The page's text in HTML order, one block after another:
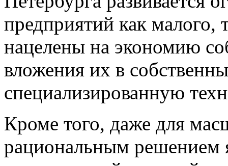
предприятий как малого,
нацелены на экономию
вложения их в
специализированную
Кроме того, даже для
рациональным решением